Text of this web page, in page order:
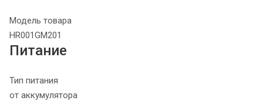
Модель товара
HR001GM201
Питание
Тип питания
от аккумулятора